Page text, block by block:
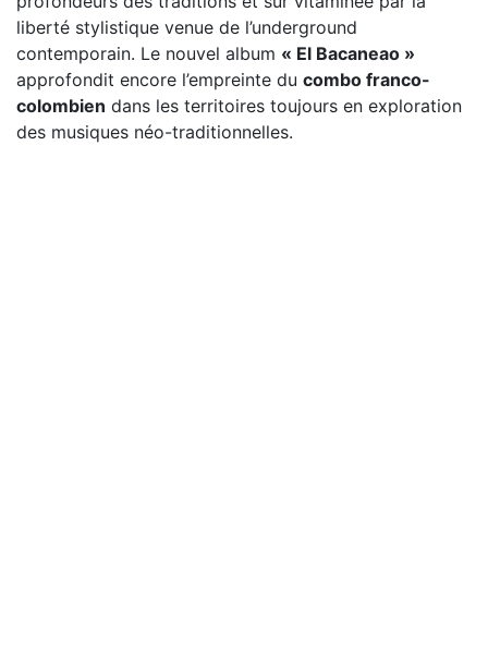
liberté stylistique venue de l’underground
contemporain. Le nouvel album « El Bacaneao »
approfondit encore l’empreinte du combo franco-
colombien dans les territoires toujours en exploration
des musiques néo-traditionnelles.